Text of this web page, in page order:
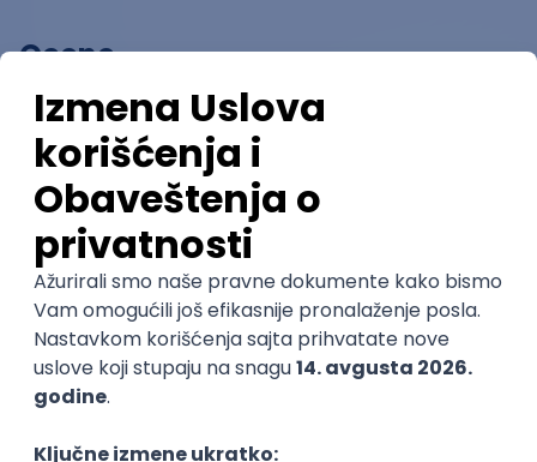
Ocene
Pomozi nam da saznamo više o
ovom smeru
(0ocena)
Ostavi ocenu
Nastavni kadar
Stečeno znanje